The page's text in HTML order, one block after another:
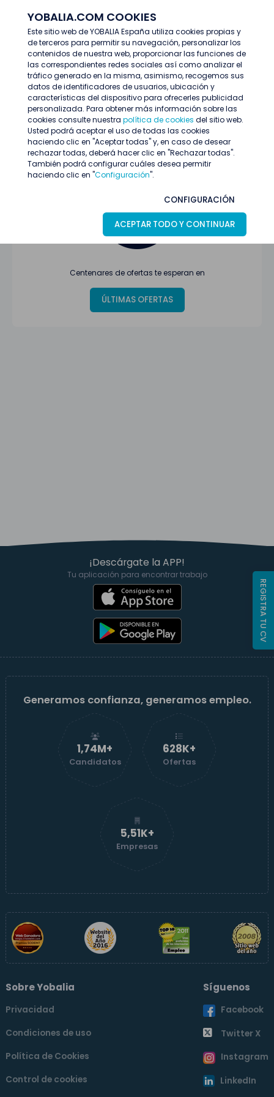
YOBALIA.COM COOKIES
Este sitio web de YOBALIA España utiliza cookies propias y
de terceros para permitir su navegación, personalizar los
contenidos de nuestra web, proporcionar las funciones de
las correspondientes redes sociales así como analizar el
tráfico generado en la misma, asimismo, recogemos sus
datos de identificadores de usuarios, ubicación y
características del dispositivo para ofrecerles publicidad
personalizada. Para obtener más información sobre las
cookies consulte nuestra política de cookies del sitio web.
Usted podrá aceptar el uso de todas las cookies
haciendo clic en "Aceptar todas" y, en caso de desear
rechazar todas, deberá hacer clic en "Rechazar todas".
También podrá configurar cuáles desea permitir
haciendo clic en "Configuración".
CONFIGURACIÓN
ACEPTAR TODO Y CONTINUAR
Últimas ofertas
Oferta no encontrada o ha finalizado su
proceso de selección
Centenares de ofertas te esperan en
ÚLTIMAS OFERTAS
¡Descárgate la APP!
Tu aplicación para encontrar trabajo
Generamos confianza, generamos empleo.
1,74M+
Candidatos
629K+
Ofertas
5,52K+
Empresas
Sobre Yobalia
Privacidad
Condiciones de uso
Política de Cookies
Control de cookies
Síguenos
Facebook
Twitter X
Instagram
LinkedIn
REGISTRA TU CV